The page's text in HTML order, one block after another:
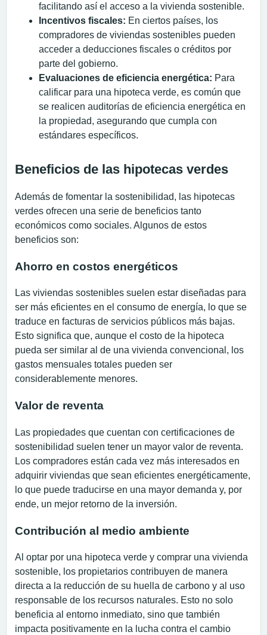
facilitando así el acceso a la vivienda sostenible.
Incentivos fiscales: En ciertos países, los
compradores de viviendas sostenibles pueden
acceder a deducciones fiscales o créditos por
parte del gobierno.
Evaluaciones de eficiencia energética: Para
calificar para una hipoteca verde, es común que
se realicen auditorías de eficiencia energética en
la propiedad, asegurando que cumpla con
estándares específicos.
Beneficios de las hipotecas verdes
Además de fomentar la sostenibilidad, las hipotecas
verdes ofrecen una serie de beneficios tanto
económicos como sociales. Algunos de estos
beneficios son:
Ahorro en costos energéticos
Las viviendas sostenibles suelen estar diseñadas para
ser más eficientes en el consumo de energía, lo que se
traduce en facturas de servicios públicos más bajas.
Esto significa que, aunque el costo de la hipoteca
pueda ser similar al de una vivienda convencional, los
gastos mensuales totales pueden ser
considerablemente menores.
Valor de reventa
Las propiedades que cuentan con certificaciones de
sostenibilidad suelen tener un mayor valor de reventa.
Los compradores están cada vez más interesados en
adquirir viviendas que sean eficientes energéticamente,
lo que puede traducirse en una mayor demanda y, por
ende, un mejor retorno de la inversión.
Contribución al medio ambiente
Al optar por una hipoteca verde y comprar una vivienda
sostenible, los propietarios contribuyen de manera
directa a la reducción de su huella de carbono y al uso
responsable de los recursos naturales. Esto no solo
beneficia al entorno inmediato, sino que también
impacta positivamente en la lucha contra el cambio